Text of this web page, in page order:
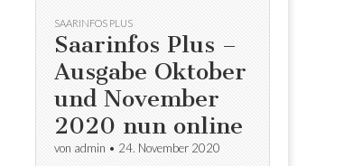
SAARINFOS PLUS
Saarinfos Plus –
Ausgabe Oktober
und November
2020 nun online
von admin • 24. November 2020